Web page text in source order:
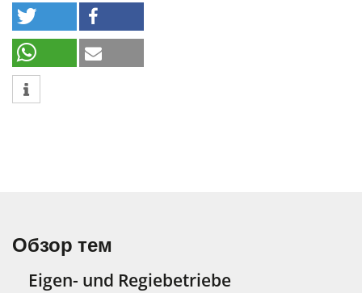
Обзор тем
Eigen- und Regiebetriebe